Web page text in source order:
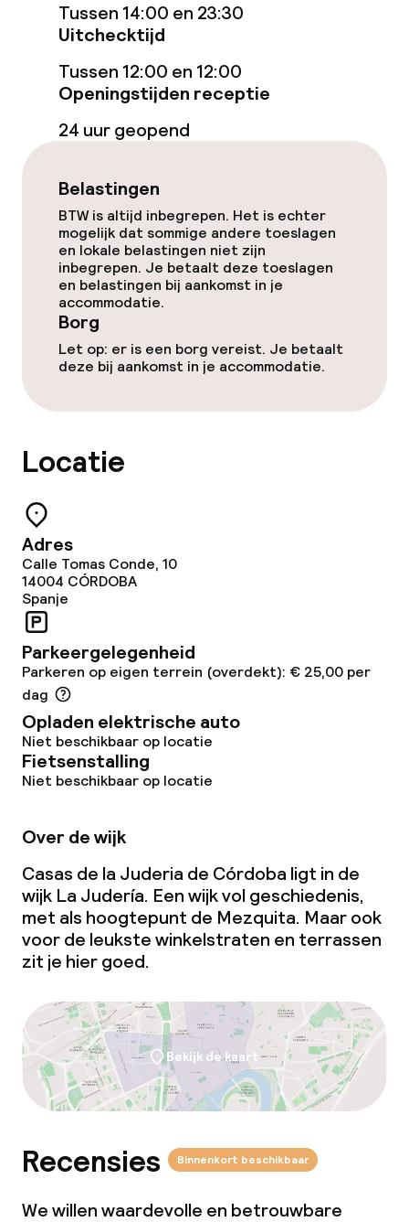
Zoetwater buitenzwembad
Parasols
Hot tub
Spacentrum
Massage
Fitnessruimte / gym
Entertainment
Game-kamer
Eet- en drinkgelegenheden
Restaurant
Bar
Eet- en drinkdiensten
Ontbijtbuffet
Lunch à la carte
Diner à la carte
Roomservice
Faciliteiten en diensten voor kinderen
Babysitservice
Wasfaciliteiten (wasmachine)
Tussen 14:00 en 23:30
Uitchecktijd
Tussen 12:00 en 12:00
Openingstijden receptie
24 uur geopend
Belastingen
BTW is altijd inbegrepen. Het is echter
mogelijk dat sommige andere toeslagen
en lokale belastingen niet zijn
inbegrepen. Je betaalt deze toeslagen
en belastingen bij aankomst in je
accommodatie.
Borg
Let op: er is een borg vereist. Je betaalt
deze bij aankomst in je accommodatie.
Locatie
Adres
Calle Tomas Conde, 10
14004 CÓRDOBA
Spanje
Parkeergelegenheid
Parkeren op eigen terrein (overdekt): € 25,00 per
dag
Opladen elektrische auto
Niet beschikbaar op locatie
Fietsenstalling
Niet beschikbaar op locatie
Over de wijk
Casas de la Juderia de Córdoba ligt in de
wijk La Judería. Een wijk vol geschiedenis,
met als hoogtepunt de Mezquita. Maar ook
voor de leukste winkelstraten en terrassen
zit je hier goed.
Bekijk de kaart
Recensies Binnenkort beschikbaar
We willen waardevolle en betrouwbare